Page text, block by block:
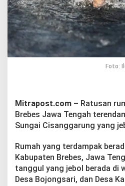
b
e
s
T
e
a
m
a
n
i
r
k
i
Foto:
Mitrapost.com – Ratusan
Brebes Jawa Tengah
Sungai Cisanggarung yang
Rumah yang terdampak
Kabupaten Brebes, Jawa
tanggul yang jebol berada di
Desa Bojongsari, dan Desa